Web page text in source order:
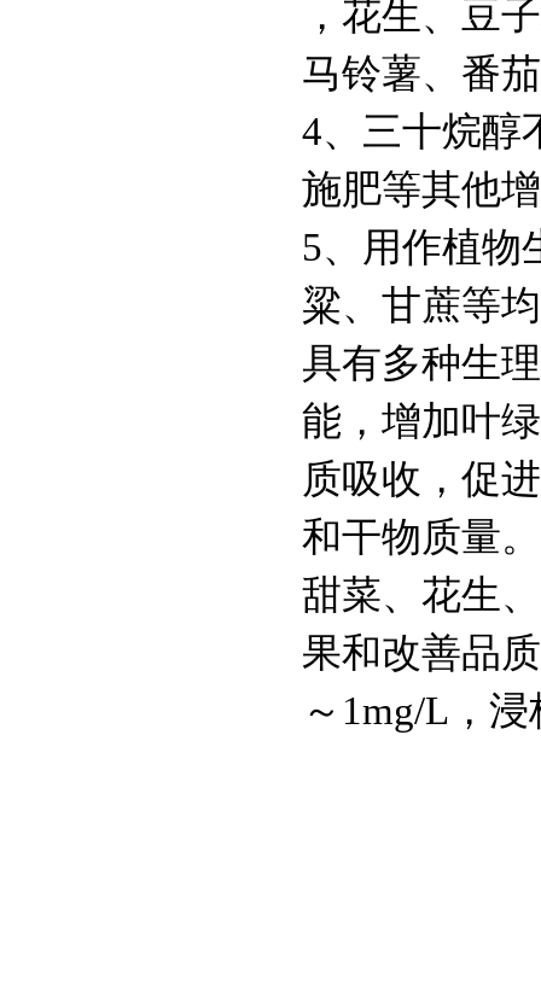
，花生、豆
马铃薯、番
4、三十烷醇
施肥等其他
5、用作植物
粱、甘蔗等
具有多种生
能，增加叶
质吸收，促
和干物质量
甜菜、花生
果和改善品
～1mg/L，